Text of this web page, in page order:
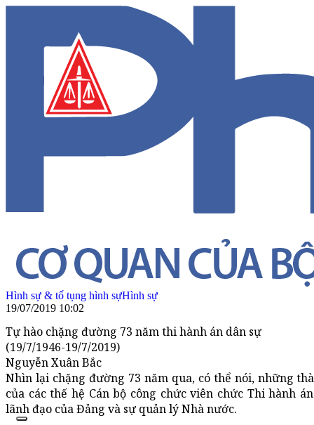
Hình sự & tố tụng hình sựHình sự
19/07/2019 10:02
Tự hào chặng đường 73 năm thi hành án dân sự
(19/7/1946-19/7/2019)
Nguyễn Xuân Bắc
Nhìn lại chặng đường 73 năm qua, có thể nói, những
của các thế hệ Cán bộ công chức viên chức Thi hành
lãnh đạo của Đảng và sự quản lý Nhà nước.